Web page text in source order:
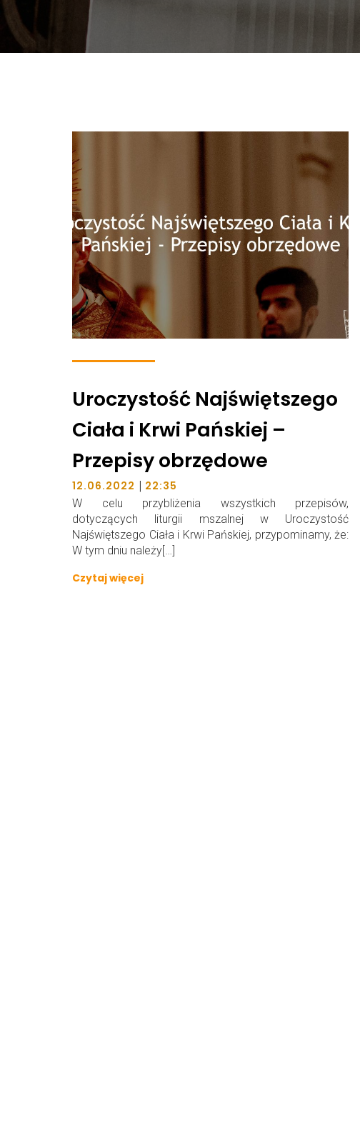
Uroczystość Najświętszego
Ciała i Krwi Pańskiej –
Przepisy obrzędowe
12.06.2022 | 22:35
W celu przybliżenia wszystkich przepisów,
dotyczących liturgii mszalnej w Uroczystość
Najświętszego Ciała i Krwi Pańskiej, przypominamy, że:
W tym dniu należy[…]
Czytaj więcej